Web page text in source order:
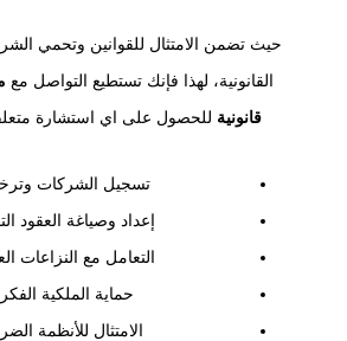
حيث تضمن الامتثال للقوانين وتحمي
القانونية، لهذا فإنك تستطيع التواصل مع
قانونية للحصول على اي استشارة
تسجيل الشركات
إعداد وصياغة العقود
التعامل مع النزاعات
حماية الملكية
الامتثال للأنظمة